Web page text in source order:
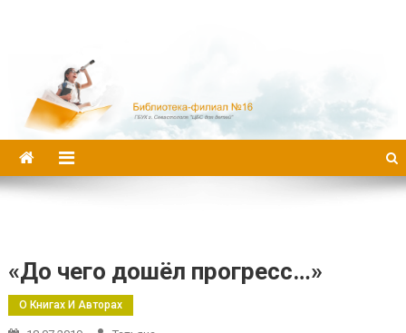
«До чего дошёл прогресс…»
О Книгах И Авторах